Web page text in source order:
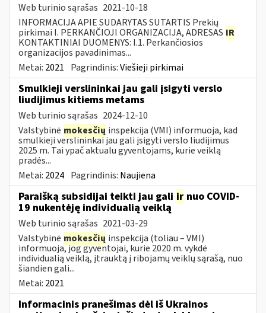
Web turinio sąrašas 2021-10-18
INFORMACIJA APIE SUDARYTAS SUTARTIS Prekių
pirkimai I. PERKANČIOJI ORGANIZACIJA, ADRESAS IR
KONTAKTINIAI DUOMENYS: I.1. Perkančiosios
organizacijos pavadinimas...
Metai: 2021 Pagrindinis:Viešieji pirkimai
Smulkieji verslininkai jau gali įsigyti verslo
liudijimus kitiems metams
Web turinio sąrašas 2024-12-10
Valstybinė mokesčių inspekcija (VMI) informuoja, kad
smulkieji verslininkai jau gali įsigyti verslo liudijimus
2025 m. Tai ypač aktualu gyventojams, kurie veiklą
pradės...
Metai: 2024 Pagrindinis: Naujiena
Paraišką subsidijai teikti jau gali ir nuo COVID-
19 nukentėję individualią veiklą
Web turinio sąrašas 2021-03-29
Valstybinė mokesčių inspekcija (toliau – VMI)
informuoja, jog gyventojai, kurie 2020 m. vykdė
individualią veiklą, įtrauktą į ribojamų veiklų sąrašą, nuo
šiandien gali...
Metai: 2021
Informacinis pranešimas dėl iš Ukrainos